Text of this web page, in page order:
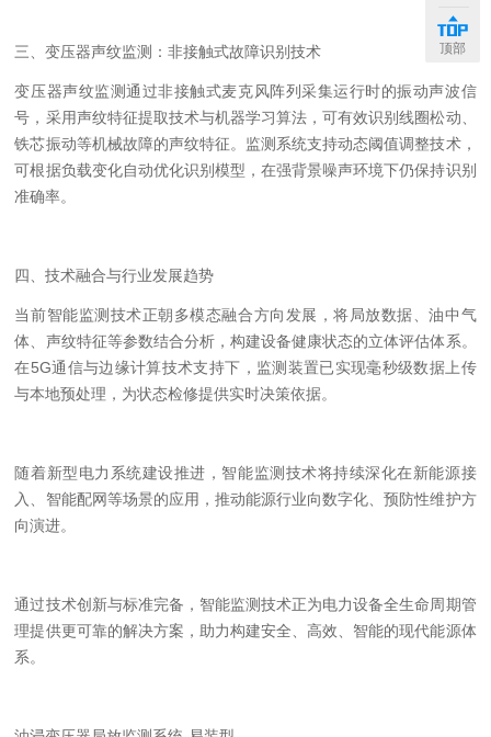
三、变压器声纹监测：非接触式故障识别技术
变压器声纹监测通过非接触式麦克风阵列采集运行时的振动声波信
号，采用声纹特征提取技术与机器学习算法，可有效识别线圈松动、
铁芯振动等机械故障的声纹特征。监测系统支持动态阈值调整技术，
可根据负载变化自动优化识别模型，在强背景噪声环境下仍保持识别
准确率。
四、技术融合与行业发展趋势
当前智能监测技术正朝多模态融合方向发展，将局放数据、油中气
体、声纹特征等参数结合分析，构建设备健康状态的立体评估体系。
在5G通信与边缘计算技术支持下，监测装置已实现毫秒级数据上传
与本地预处理，为状态检修提供实时决策依据。
随着新型电力系统建设推进，智能监测技术将持续深化在新能源接
入、智能配网等场景的应用，推动能源行业向数字化、预防性维护方
向演进。
通过技术创新与标准完备 ，智能监测技术正为电力设备全生命周期管
理提供更可靠的解决方案，助力构建安全、高效、智能的现代能源体
系。
顶部